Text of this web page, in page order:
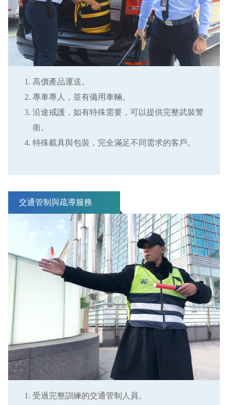
高價產品運送。
專車專人，並有備用車輛。
沿途戒護，如有特殊需要，可以提供完整武裝警
衛。
特殊載具與包裝，完全滿足不同需求的客戶。
交通管制與疏導服務
受過完整訓練的交通管制人員。